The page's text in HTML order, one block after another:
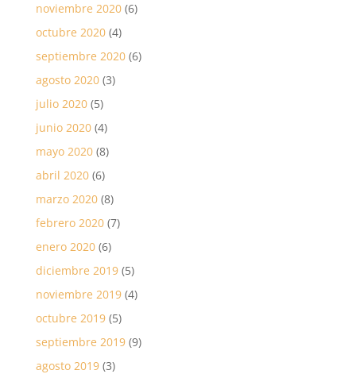
noviembre 2020(6)
octubre 2020(4)
septiembre 2020(6)
agosto 2020(3)
julio 2020(5)
junio 2020(4)
mayo 2020(8)
abril 2020(6)
marzo 2020(8)
febrero 2020(7)
enero 2020(6)
diciembre 2019(5)
noviembre 2019(4)
octubre 2019(5)
septiembre 2019(9)
agosto 2019(3)